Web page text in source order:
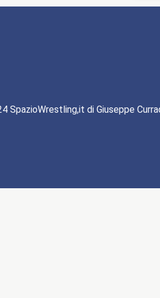
SpazioWrestling,it di Giuseppe